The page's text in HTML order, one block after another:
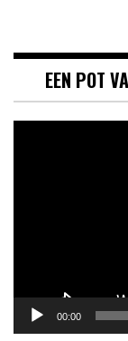
EEN POT
00:00